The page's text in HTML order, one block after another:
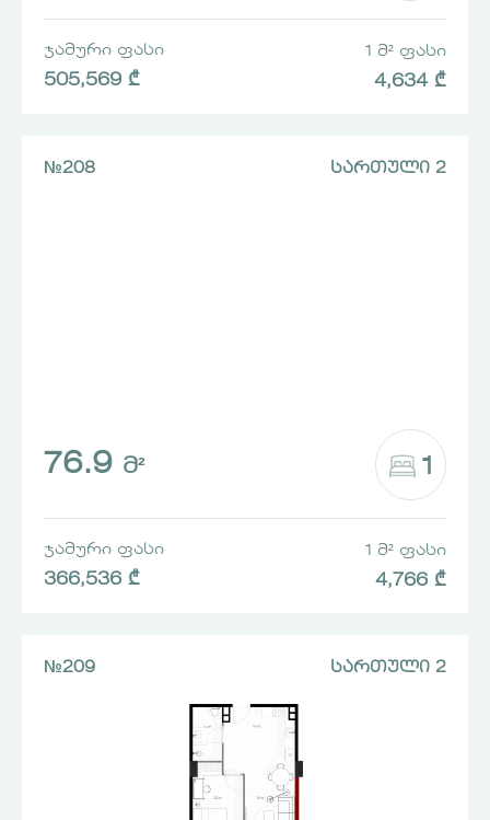
ᲯᲐᲛᲣᲠᲘ ᲤᲐᲡᲘ
505,569 ₾
1 Მ² ᲤᲐᲡᲘ
4,634 ₾
№208 ᲡᲐᲠᲗᲣᲚᲘ 2
76.9 Მ² 1
ᲯᲐᲛᲣᲠᲘ ᲤᲐᲡᲘ
366,536 ₾
1 Მ² ᲤᲐᲡᲘ
4,766 ₾
№209 ᲡᲐᲠᲗᲣᲚᲘ 2